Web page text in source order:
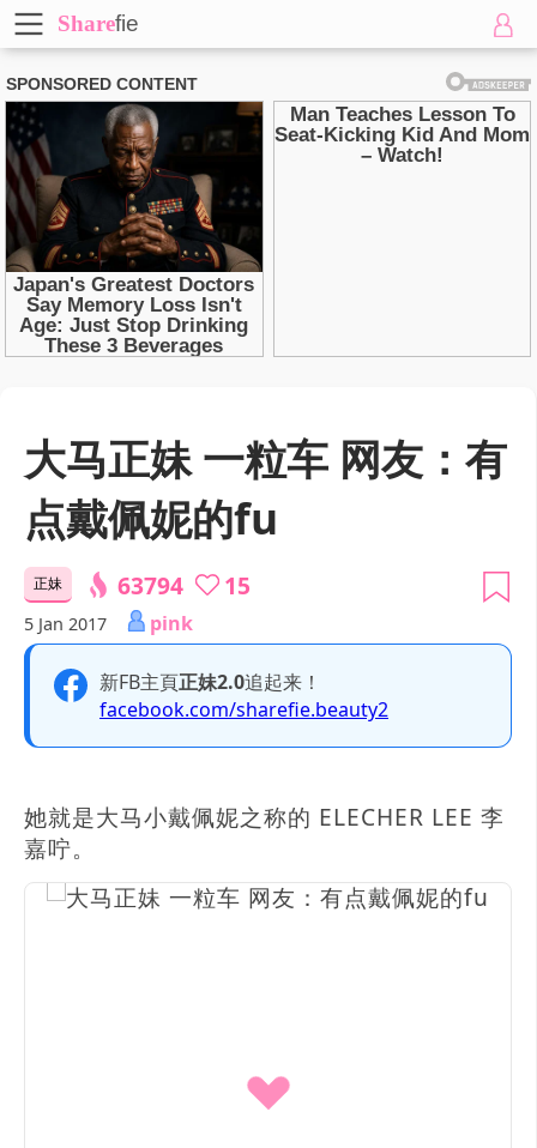
Sharefie
大马正妹 一粒车 网友：有
点戴佩妮的fu
正妹 63794 15
5 Jan 2017 pink
新FB主頁正妹2.0追起来！
facebook.com/sharefie.beauty2
她就是大马小戴佩妮之称的 ELECHER LEE 李
嘉咛。